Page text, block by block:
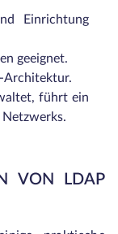
Einrichtung
geeignet.
Architektur.
führt ein
Netzwerks.
VON LDAP